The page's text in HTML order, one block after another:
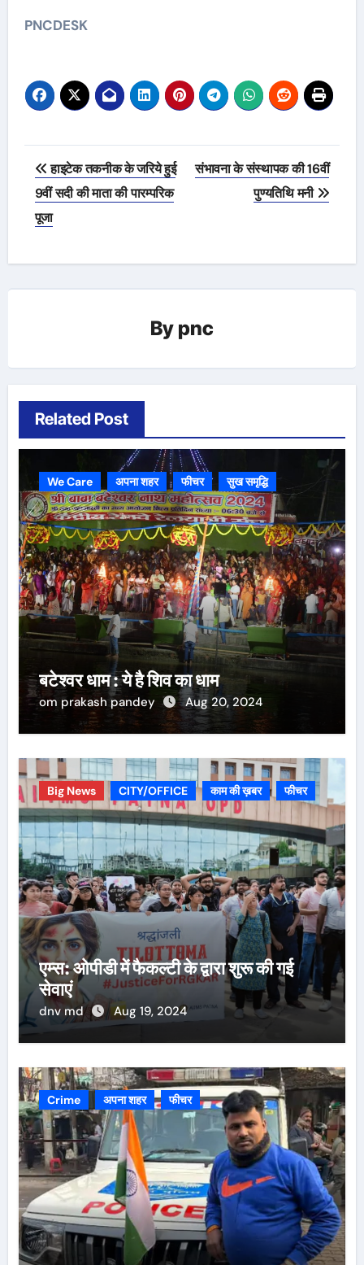
PNCDESK
Post
navigation
हाइटेक तकनीक के जरिये हुई
9वीं सदी की माता की पारम्परिक
पूजा
संभावना के संस्थापक की 16वीं
पुण्यतिथि मनी
By pnc
Related Post
We Care अपना शहर फीचर सुख समृद्धि
बटेश्वर धाम : ये है शिव का धाम
om prakash pandey Aug 20, 2024
Big News CITY/OFFICE काम की ख़बर फीचर
एम्स: ओपीडी में फैकल्टी के द्वारा शुरू की गई
सेवाएं
dnv md Aug 19, 2024
Crime अपना शहर फीचर